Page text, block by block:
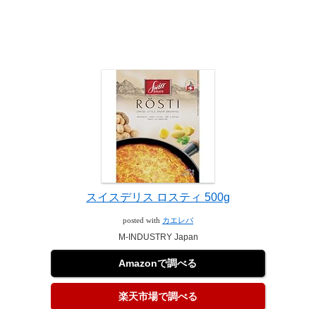
スイスデリス ロスティ 500g
posted with カエレバ
M-INDUSTRY Japan
Amazonで調べる
楽天市場で調べる